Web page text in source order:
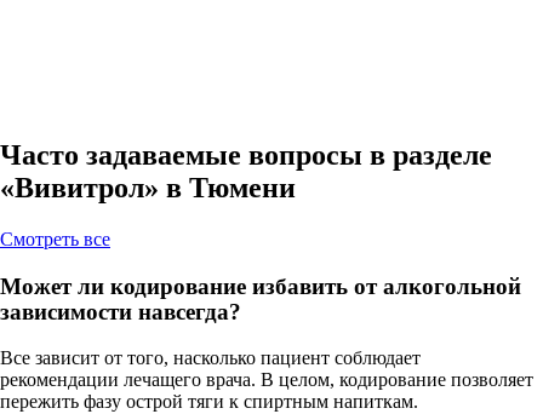
Часто задаваемые вопросы в разделе
«Вивитрол» в Тюмени
Cмотреть все
Может ли кодирование избавить от алкогольной
зависимости навсегда?
Все зависит от того, насколько пациент соблюдает
рекомендации лечащего врача. В целом, кодирование позволяет
пережить фазу острой тяги к спиртным напиткам.